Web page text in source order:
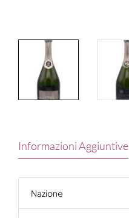
Informazioni Aggiuntive
Nazione